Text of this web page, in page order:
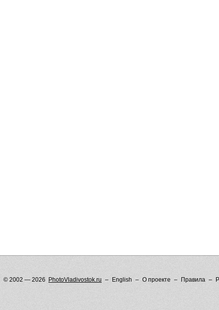
© 2002 — 2026 PhotoVladivostok.ru English О проекте Правила